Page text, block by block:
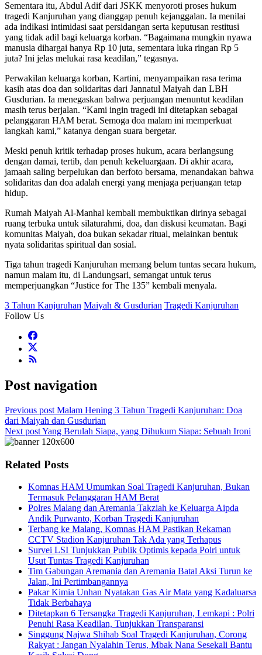
Sementara itu, Abdul Adif dari JSKK menyoroti proses hukum
tragedi Kanjuruhan yang dianggap penuh kejanggalan. Ia menilai
ada indikasi intimidasi saat persidangan serta keputusan restitusi
yang tidak adil bagi keluarga korban. “Bagaimana mungkin nyawa
manusia dihargai hanya Rp 10 juta, sementara luka ringan Rp 5
juta? Ini jelas melukai rasa keadilan,” tegasnya.
Perwakilan keluarga korban, Kartini, menyampaikan rasa terima
kasih atas doa dan solidaritas dari Jannatul Maiyah dan LBH
Gusdurian. Ia menegaskan bahwa perjuangan menuntut keadilan
masih terus berjalan. “Kami ingin tragedi ini ditetapkan sebagai
pelanggaran HAM berat. Semoga doa malam ini memperkuat
langkah kami,” katanya dengan suara bergetar.
Meski penuh kritik terhadap proses hukum, acara berlangsung
dengan damai, tertib, dan penuh kekeluargaan. Di akhir acara,
jamaah saling berpelukan dan berfoto bersama, menandakan bahwa
solidaritas dan doa adalah energi yang menjaga perjuangan tetap
hidup.
Rumah Maiyah Al-Manhal kembali membuktikan dirinya sebagai
ruang terbuka untuk silaturahmi, doa, dan diskusi keumatan. Bagi
komunitas Maiyah, doa bukan sekadar ritual, melainkan bentuk
nyata solidaritas spiritual dan sosial.
Tiga tahun tragedi Kanjuruhan memang belum tuntas secara hukum,
namun malam itu, di Landungsari, semangat untuk terus
memperjuangkan “Justice for The 135” kembali menyala.
3 Tahun Kanjuruhan Maiyah & Gusdurian Tragedi Kanjuruhan
Follow Us
Post navigation
Previous post Malam Hening 3 Tahun Tragedi Kanjuruhan: Doa
dari Maiyah dan Gusdurian
Next postYang Berulah Siapa, yang Dihukum Siapa: Sebuah Ironi
Related Posts
Komnas HAM Umumkan Soal Tragedi Kanjuruhan, Bukan
Termasuk Pelanggaran HAM Berat
Polres Malang dan Aremania Takziah ke Keluarga Aipda
Andik Purwanto, Korban Tragedi Kanjuruhan
Terbang ke Malang, Komnas HAM Pastikan Rekaman
CCTV Stadion Kanjuruhan Tak Ada yang Terhapus
Survei LSI Tunjukkan Publik Optimis kepada Polri untuk
Usut Tuntas Tragedi Kanjuruhan
Tim Gabungan Aremania dan Aremania Batal Aksi Turun ke
Jalan, Ini Pertimbangannya
Pakar Kimia Unhan Nyatakan Gas Air Mata yang Kadaluarsa
Tidak Berbahaya
Ditetapkan 6 Tersangka Tragedi Kanjuruhan, Lemkapi : Polri
Penuhi Rasa Keadilan, Tunjukkan Transparansi
Singgung Najwa Shihab Soal Tragedi Kanjuruhan, Corong
Rakyat : Jangan Nyalahin Terus, Mbak Nana Sesekali Bantu